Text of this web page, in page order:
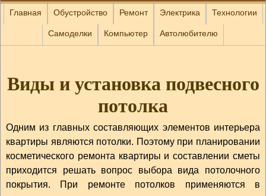
Главная Обустройство Ремонт Электрика Технологии
Самоделки Компьютер Автолюбителю
Виды и установка подвесного
потолка
Одним из главных составляющих элементов интерьера
квартиры являются потолки. Поэтому при планировании
косметического ремонта квартиры и составлении сметы
приходится решать вопрос выбора вида потолочного
покрытия. При ремонте потолков применяются в